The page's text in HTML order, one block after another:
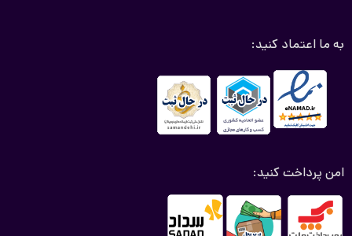
به ما اعتماد کنید:
امن پرداخت کنید: